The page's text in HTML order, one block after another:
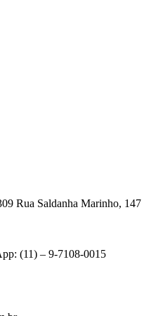
Rua Saldanha Marinho, 147
(11) – 9-7108-0015